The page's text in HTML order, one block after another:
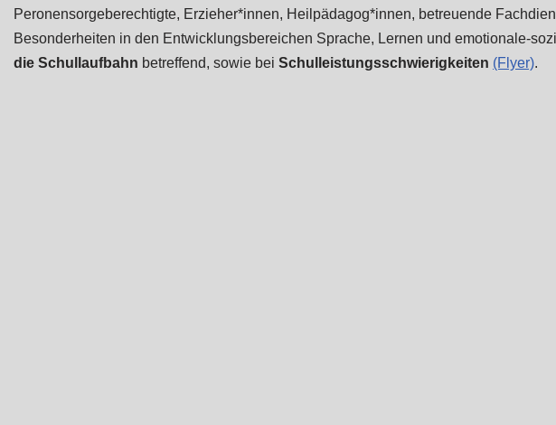
Peronensorgeberechtigte, Erzieher*innen, Heilpädagog*innen, betreuende
Besonderheiten in den Entwicklungsbereichen Sprache, Lernen und emotionale-
die Schullaufbahn betreffend, sowie bei Schulleistungsschwierigkeiten (Flyer).